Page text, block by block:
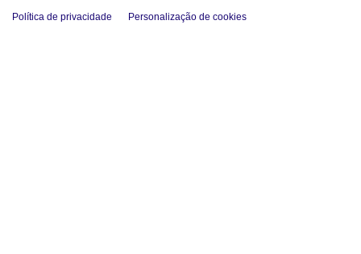
Política de privacidade Personalização de cookies